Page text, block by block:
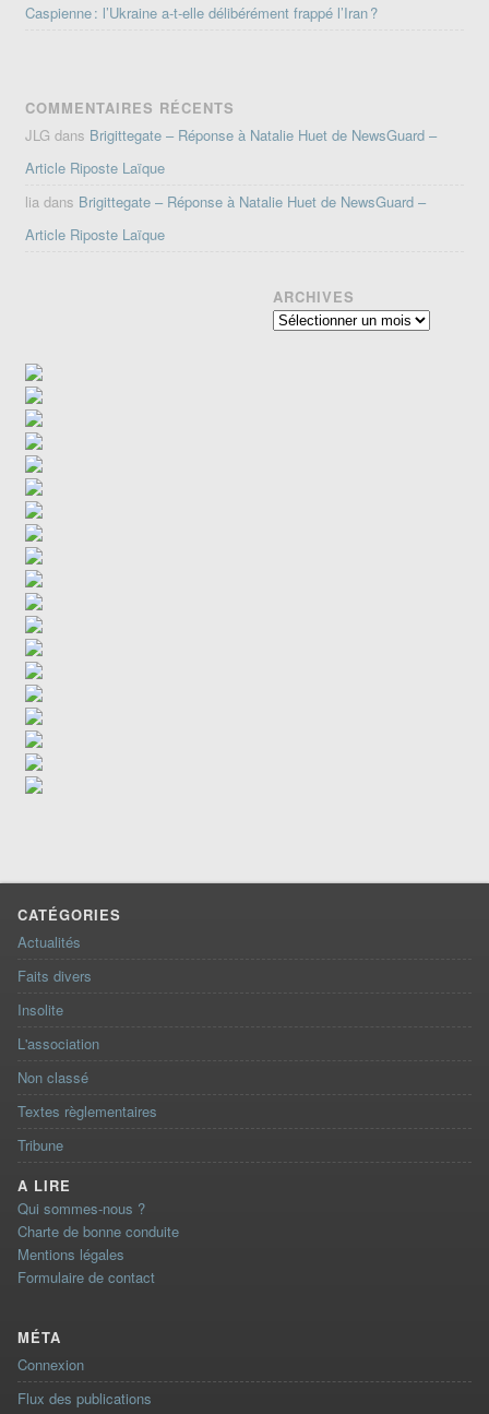
Caspienne : l’Ukraine a-t-elle délibérément frappé l’Iran ?
COMMENTAIRES RÉCENTS
JLG dans Brigittegate – Réponse à Natalie Huet de NewsGuard –
Article Riposte Laïque
lia dans Brigittegate – Réponse à Natalie Huet de NewsGuard –
Article Riposte Laïque
ARCHIVES
Archives
CATÉGORIES
Actualités
Faits divers
Insolite
L'association
Non classé
Textes règlementaires
Tribune
A LIRE
Qui sommes-nous ?
Charte de bonne conduite
Mentions légales
Formulaire de contact
MÉTA
Connexion
Flux des publications